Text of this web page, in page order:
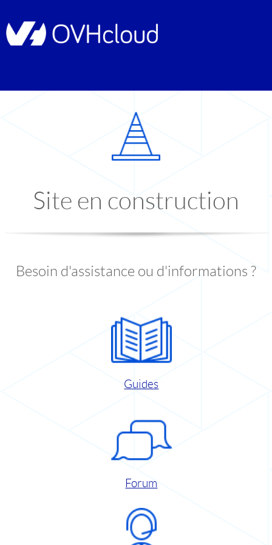
Site en construction
Besoin d'assistance ou d'informations ?
Guides
Forum